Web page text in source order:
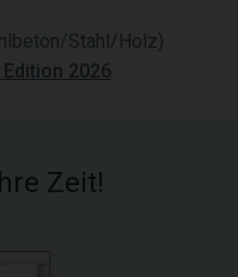
Stahl/Holz)
2026
Zeit!